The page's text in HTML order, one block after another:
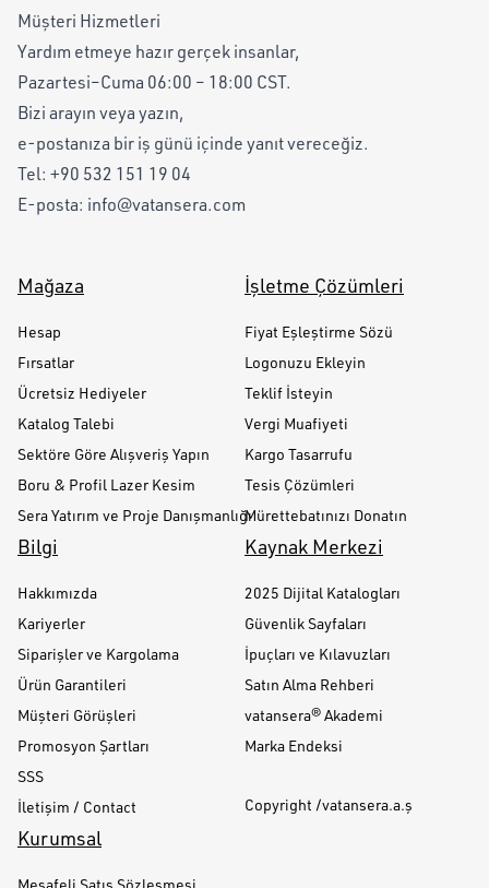
Müşteri Hizmetleri
Yardım etmeye hazır gerçek insanlar,
Pazartesi–Cuma 06:00 – 18:00 CST.
Bizi arayın veya yazın,
e-postanıza bir iş günü içinde yanıt vereceğiz.
Tel: +90 532 151 19 04
E-posta: info@vatansera.com
Mağaza
Hesap
Fırsatlar
Ücretsiz Hediyeler
Katalog Talebi
Sektöre Göre Alışveriş Yapın
Boru & Profil Lazer Kesim
Sera Yatırım ve Proje Danışmanlığı
İşletme Çözümleri
Fiyat Eşleştirme Sözü
Logonuzu Ekleyin
Teklif İsteyin
Vergi Muafiyeti
Kargo Tasarrufu
Tesis Çözümleri
Mürettebatınızı Donatın
Bilgi
Hakkımızda
Kariyerler
Siparişler ve Kargolama
Ürün Garantileri
Müşteri Görüşleri
Promosyon Şartları
SSS
İletişim / Contact
Kaynak Merkezi
2025 Dijital Katalogları
Güvenlik Sayfaları
İpuçları ve Kılavuzları
Satın Alma Rehberi
vatansera® Akademi
Marka Endeksi
Copyright /vatansera.a.ş
Kurumsal
Mesafeli Satış Sözleşmesi